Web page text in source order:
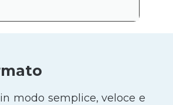
modo semplice, veloce e